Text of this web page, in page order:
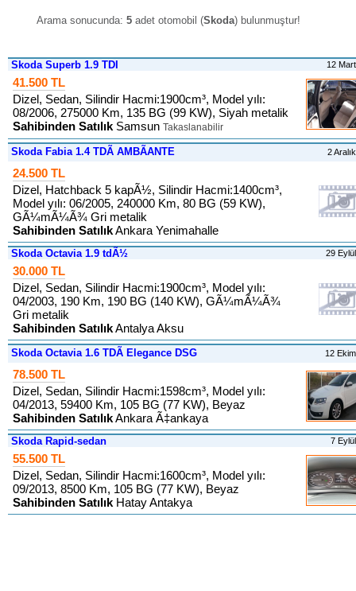
Arama sonucunda: 5 adet otomobil (Skoda) bulunmuştur!
Skoda Superb 1.9 TDI 12
41.500 TL
Dizel, Sedan, Silindir Hacmi:1900cm³, Model yılı:
08/2006, 275000 Km, 135 BG (99 KW), Siyah metalik
Sahibinden Satılık Samsun Takaslanabilir
Skoda Fabia 1.4 TDÃ AMBÃANTE 2
24.500 TL
Dizel, Hatchback 5 kapÃ½, Silindir Hacmi:1400cm³,
Model yılı: 06/2005, 240000 Km, 80 BG (59 KW),
GÃ¼mÃ¼Ã¾ Gri metalik
Sahibinden SatılıkAnkara Yenimahalle
Skoda Octavia 1.9 tdÃ½ 29
30.000 TL
Dizel, Sedan, Silindir Hacmi:1900cm³, Model yılı:
04/2003, 190 Km, 190 BG (140 KW), GÃ¼mÃ¼Ã¾
Gri metalik
Sahibinden SatılıkAntalya Aksu
Skoda Octavia 1.6 TDÃ Elegance DSG 12
78.500 TL
Dizel, Sedan, Silindir Hacmi:1598cm³, Model yılı:
04/2013, 59400 Km, 105 BG (77 KW), Beyaz
Sahibinden SatılıkAnkara Ã‡ankaya
Skoda Rapid-sedan 7
55.500 TL
Dizel, Sedan, Silindir Hacmi:1600cm³, Model yılı:
09/2013, 8500 Km, 105 BG (77 KW), Beyaz
Sahibinden Satılık Hatay Antakya